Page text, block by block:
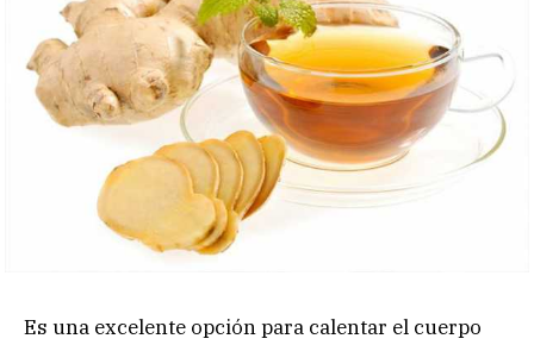
Es una excelente opción para calentar el cuerpo